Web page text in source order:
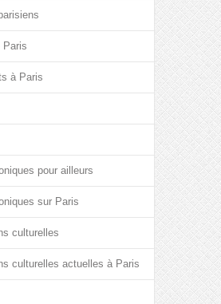
Paris
à Paris
pour ailleurs
sur Paris
culturelles
culturelles actuelles à Paris